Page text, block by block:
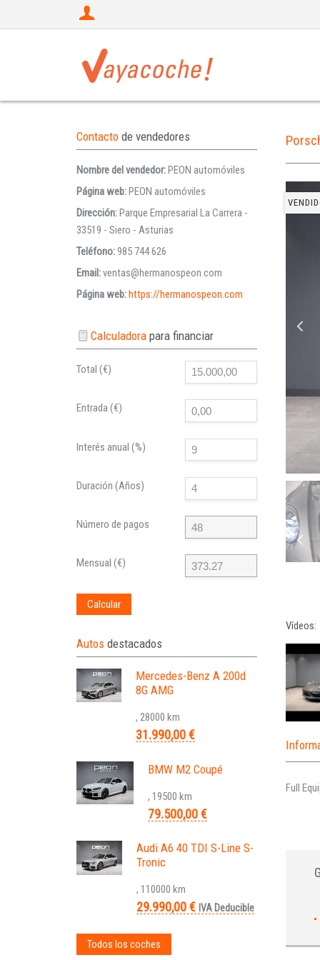
Vídeos:
Full
Contacto de vendedores
Nombre del vendedor:PEON automóviles
Página web:PEON automóviles
Dirección:Parque Empresarial La Carrera -
33519 - Siero - Asturias
Teléfono:985 744 626
Email:ventas@hermanospeon.com
Página web:https://hermanospeon.com
Calculadorapara financiar
Total (€)
Entrada (€)
Interés anual (%)
Duración (Años)
Número de pagos
Mensual (€)
Calcular
Autos destacados
Mercedes-Benz A 200d
8G AMG
, 28000 km
31.990,00 €
BMW M2 Coupé
, 19500 km
79.500,00 €
Audi A6 40 TDI S-Line S-
Tronic
, 110000 km
29.990,00 €IVA Deducible
Todos los coches